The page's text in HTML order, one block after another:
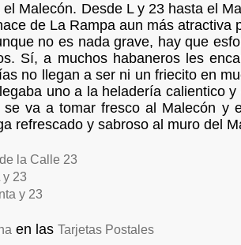
Malecón. Desde L y 23 hasta el
de La Rampa aun más atractiva
no es nada grave, hay que
Sí, a muchos habaneros les
no llegan a ser ni un friecito en
uno a la heladería calientico
va a tomar fresco al Malecón y
refrescado y sabroso al muro del
la Calle 23
y 23
y 23
en las Tarjetas Postales